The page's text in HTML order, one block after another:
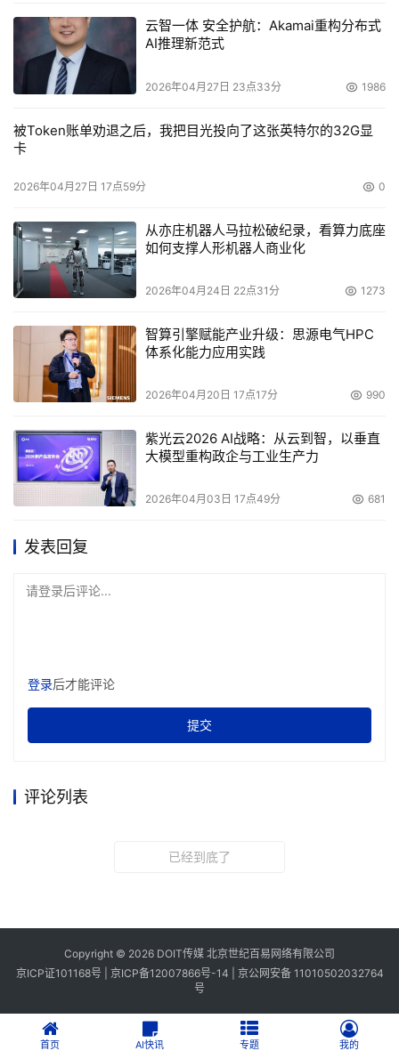
云智一体 安全护航：Akamai重构分布式
AI推理新范式
2026年04月27日 23点33分 1986
被Token账单劝退之后，我把目光投向了这张英特尔的32G显
卡
2026年04月27日 17点59分 0
从亦庄机器人马拉松破纪录，看算力底座
如何支撑人形机器人商业化
2026年04月24日 22点31分 1273
智算引擎赋能产业升级：思源电气HPC
体系化能力应用实践
2026年04月20日 17点17分 990
紫光云2026 AI战略：从云到智，以垂直
大模型重构政企与工业生产力
2026年04月03日 17点49分 681
发表回复
请登录后评论...
登录后才能评论
提交
评论列表
已经到底了
Copyright © 2026 DOIT传媒 北京世纪百易网络有限公司
京ICP证101168号 | 京ICP备12007866号-14
京公网安备 11010502032764
号
首页 AI快讯 专题 我的